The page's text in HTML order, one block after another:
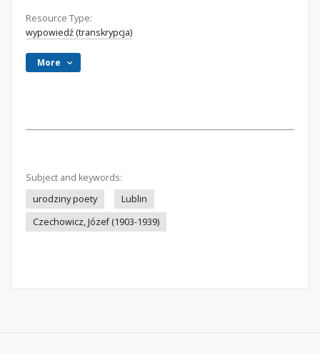
Resource Type:
wypowiedź (transkrypcja)
More
Subject and keywords:
urodziny poety
Lublin
Czechowicz, Józef (1903-1939)